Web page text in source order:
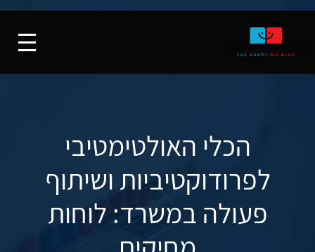
הכלי האולטימטיבי
לפרודוקטיביות ושיתוף
פעולה במשרד: לוחות